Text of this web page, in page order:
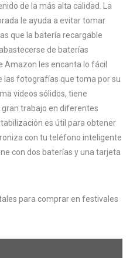
de la más alta calidad. La
le ayuda a evitar tomar
que la batería recargable
de baterías
Amazon les encanta lo fácil
las fotografías que toma por su
videos sólidos, tiene
gran trabajo en diferentes
es útil para obtener
con tu teléfono inteligente
con dos baterías y una tarjeta